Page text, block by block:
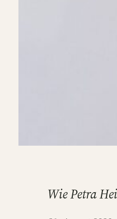
Wie Petra